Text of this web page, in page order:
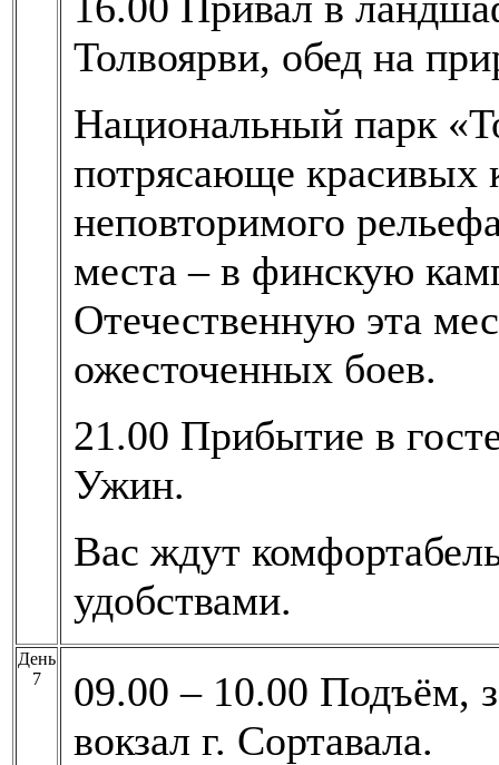
Толвоярви, обед на
Национальный парк
потрясающе красивых
неповторимого
места – в финскую
Отечественную эта
ожесточенных боев.
21.00 Прибытие в
Ужин.
Вас ждут
удобствами.
День
7
09.00 – 10.00 Подъём,
вокзал г. Сортавала.